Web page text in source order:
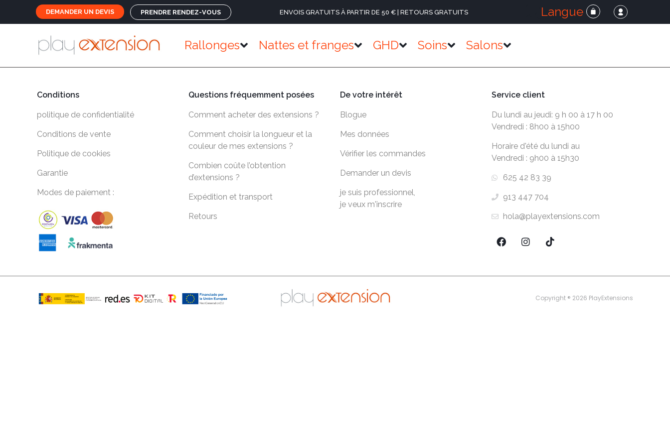
DEMANDER UN DEVIS PRENDRE RENDEZ-VOUS ENVOIS GRATUITS À PARTIR DE 50 € | RETOURS GRATUITS Langue
Rallonges Nattes et franges GHD Soins Salons
Conditions
politique de confidentialité
Conditions de vente
Politique de cookies
Garantie
Modes de paiement :
Questions fréquemment posées
Comment acheter des extensions ?
Comment choisir la longueur et la
couleur de mes extensions ?
Combien coûte l’obtention
d’extensions ?
Expédition et transport
Retours
De votre intérêt
Blogue
Mes données
Vérifier les commandes
Demander un devis
je suis professionnel,
je veux m'inscrire
Service client
Du lundi au jeudi: 9 h 00 à 17 h 00
Vendredi : 8h00 à 15h00
Horaire d'été du lundi au
Vendredi : 9h00 à 15h30
625 42 83 39
913 447 704
hola@playextensions.com
Copyright ® 2026 PlayExtensions